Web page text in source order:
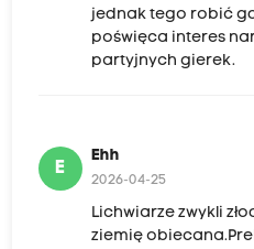
jednak tego robić
poświęca interes
partyjnych gierek.
E
Ehh
2026-04-25
Lichwiarze zwykli
ziemię